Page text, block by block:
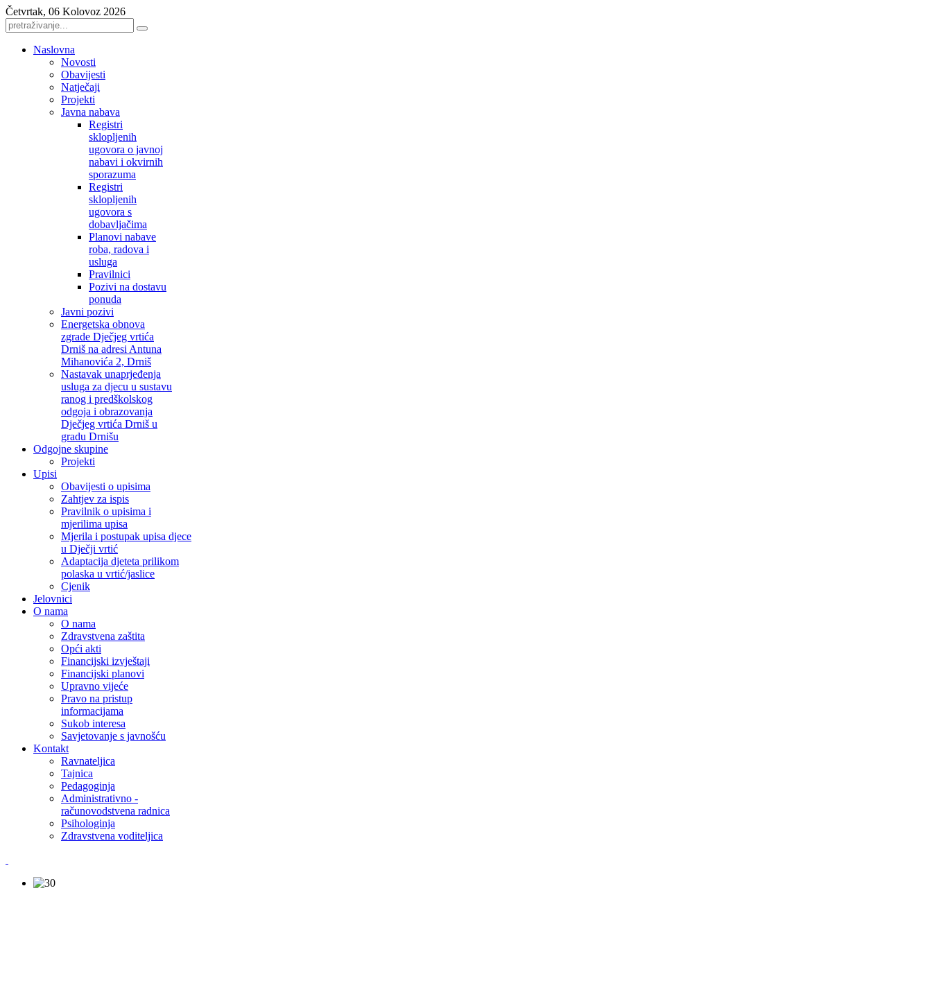
Četvrtak, 06 Kolovoz 2026
Naslovna
Novosti
Obavijesti
Natječaji
Projekti
Javna nabava
Registri
sklopljenih
ugovora o javnoj
nabavi i okvirnih
sporazuma
Registri
sklopljenih
ugovora s
dobavljačima
Planovi nabave
roba, radova i
usluga
Pravilnici
Pozivi na dostavu
ponuda
Javni pozivi
Energetska obnova
zgrade Dječjeg vrtića
Drniš na adresi Antuna
Mihanovića 2, Drniš
Nastavak unaprjeđenja
usluga za djecu u sustavu
ranog i predškolskog
odgoja i obrazovanja
Dječjeg vrtića Drniš u
gradu Drnišu
Odgojne skupine
Projekti
Upisi
Obavijesti o upisima
Zahtjev za ispis
Pravilnik o upisima i
mjerilima upisa
Mjerila i postupak upisa djece
u Dječji vrtić
Adaptacija djeteta prilikom
polaska u vrtić/jaslice
Cjenik
Jelovnici
O nama
O nama
Zdravstvena zaštita
Opći akti
Financijski izvještaji
Financijski planovi
Upravno vijeće
Pravo na pristup
informacijama
Sukob interesa
Savjetovanje s javnošću
Kontakt
Ravnateljica
Tajnica
Pedagoginja
Administrativno -
računovodstvena radnica
Psihologinja
Zdravstvena voditeljica